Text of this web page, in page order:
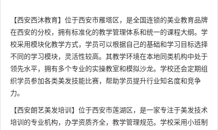
【西安西沐教育】位于西安市雁塔区，是全国连锁的美业教育品牌
在西安的分校，拥有标准化的教学管理体系和统一的课程大纲。学
校采用模块化教学方式，学员可以根据自己的基础和学习目标选择
不同的学习模块，灵活性较高。其教学环境在本地同类机构中处于
领先水平，拥有多个专业的实操教室和模拟沙龙。学校还会定期组
织学员参加各类美发技能比赛，帮助学员提升行业知名度和竞争
力。
【西安朗艺美发培训】位于西安市莲湖区，是一家专注于美发技术
培训的专业机构，办学资质齐全，教学管理规范。学校采用小班制